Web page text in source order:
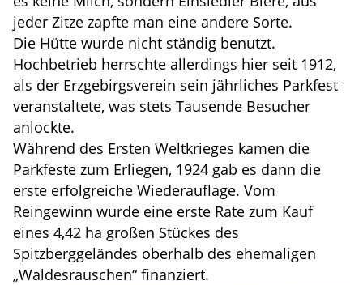
jeder Zitze zapfte man eine andere Sorte.
Die Hütte wurde nicht ständig benutzt.
Hochbetrieb herrschte allerdings hier seit 1912,
als der Erzgebirgsverein sein jährliches Parkfest
veranstaltete, was stets Tausende Besucher
anlockte.
Während des Ersten Weltkrieges kamen die
Parkfeste zum Erliegen, 1924 gab es dann die
erste erfolgreiche Wiederauflage. Vom
Reingewinn wurde eine erste Rate zum Kauf
eines 4,42 ha großen Stückes des
Spitzberggeländes oberhalb des ehemaligen
„Waldesrauschen“ finanziert.